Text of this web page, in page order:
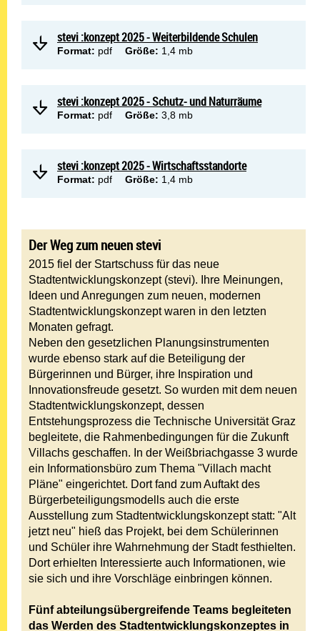
stevi :konzept 2025 - Weiterbildende Schulen
Format: pdf Größe: 1,4 mb
stevi :konzept 2025 - Schutz- und Naturräume
Format: pdf Größe: 3,8 mb
stevi :konzept 2025 - Wirtschaftsstandorte
Format: pdf Größe: 1,4 mb
Der Weg zum neuen stevi
2015 fiel der Startschuss für das neue
Stadtentwicklungskonzept (stevi). Ihre Meinungen,
Ideen und Anregungen zum neuen, modernen
Stadtentwicklungskonzept waren in den letzten
Monaten gefragt.
Neben den gesetzlichen Planungsinstrumenten
wurde ebenso stark auf die Beteiligung der
Bürgerinnen und Bürger, ihre Inspiration und
Innovationsfreude gesetzt. So wurden mit dem neuen
Stadtentwicklungskonzept, dessen
Entstehungsprozess die Technische Universität Graz
begleitete, die Rahmenbedingungen für die Zukunft
Villachs geschaffen. In der Weißbriachgasse 3 wurde
ein Informationsbüro zum Thema "Villach macht
Pläne" eingerichtet. Dort fand zum Auftakt des
Bürgerbeteiligungsmodells auch die erste
Ausstellung zum Stadtentwicklungskonzept statt: "Alt
jetzt neu" hieß das Projekt, bei dem Schülerinnen
und Schüler ihre Wahrnehmung der Stadt festhielten.
Dort erhielten Interessierte auch Informationen, wie
sie sich und ihre Vorschläge einbringen können.
Fünf abteilungsübergreifende Teams begleiteten
das Werden des Stadtentwicklungskonzeptes in